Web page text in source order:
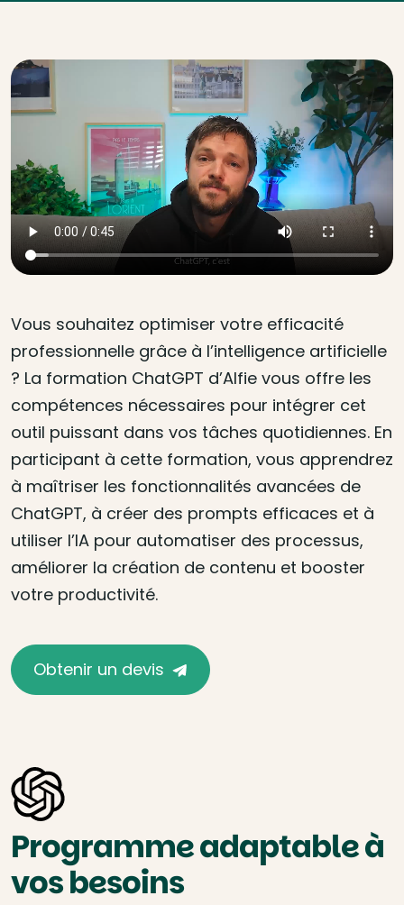
Vous souhaitez optimiser votre efficacité
professionnelle grâce à l’intelligence artificielle
? La formation ChatGPT d’Alfie vous offre les
compétences nécessaires pour intégrer cet
outil puissant dans vos tâches quotidiennes. En
participant à cette formation, vous apprendrez
à maîtriser les fonctionnalités avancées de
ChatGPT, à créer des prompts efficaces et à
utiliser l’IA pour automatiser des processus,
améliorer la création de contenu et booster
votre productivité.
Obtenir un devis
Programme adaptable à
vos besoins